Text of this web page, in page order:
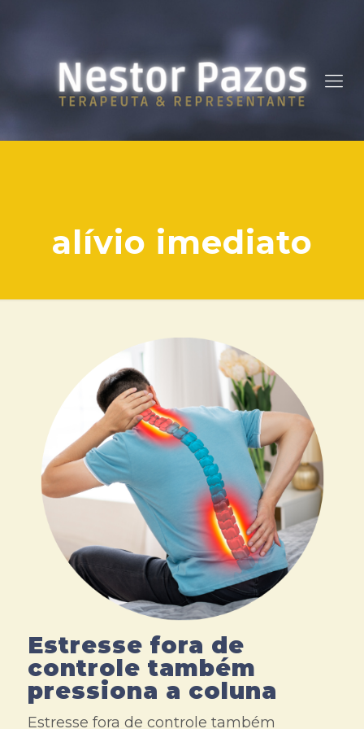
alívio imediato
Estresse fora de
controle também
pressiona a coluna
Estresse fora de controle também